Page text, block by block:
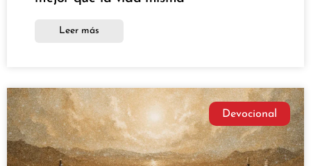
Leer más
Devocional